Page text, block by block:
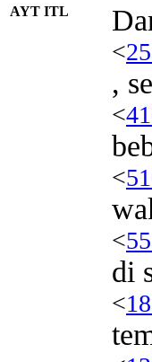
AYT ITL
<
,
<
<
<
di
<